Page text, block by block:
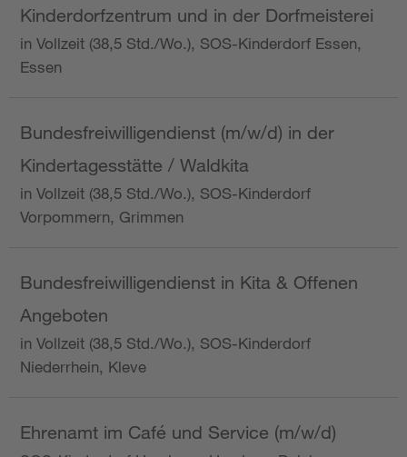
Kinderdorfzentrum und in der Dorfmeisterei
in Vollzeit (38,5 Std./Wo.), SOS-Kinderdorf Essen,
Essen
Bundesfreiwilligendienst (m/w/d) in der
Kindertagesstätte / Waldkita
in Vollzeit (38,5 Std./Wo.), SOS-Kinderdorf
Vorpommern, Grimmen
Bundesfreiwilligendienst in Kita & Offenen
Angeboten
in Vollzeit (38,5 Std./Wo.), SOS-Kinderdorf
Niederrhein, Kleve
Ehrenamt im Café und Service (m/w/d)